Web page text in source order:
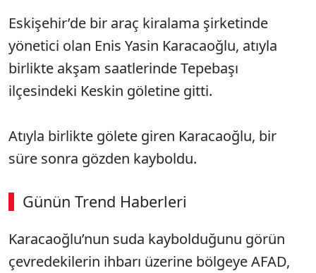
Eskişehir’de bir araç kiralama şirketinde
yönetici olan Enis Yasin Karacaoğlu, atıyla
birlikte akşam saatlerinde Tepebaşı
ilçesindeki Keskin göletine gitti.
Atıyla birlikte gölete giren Karacaoğlu, bir
süre sonra gözden kayboldu.
Günün Trend Haberleri
00:02 / 09:15
Sesi Aç
Karacaoğlu’nun suda kaybolduğunu görün
çevredekilerin ihbarı üzerine bölgeye AFAD,